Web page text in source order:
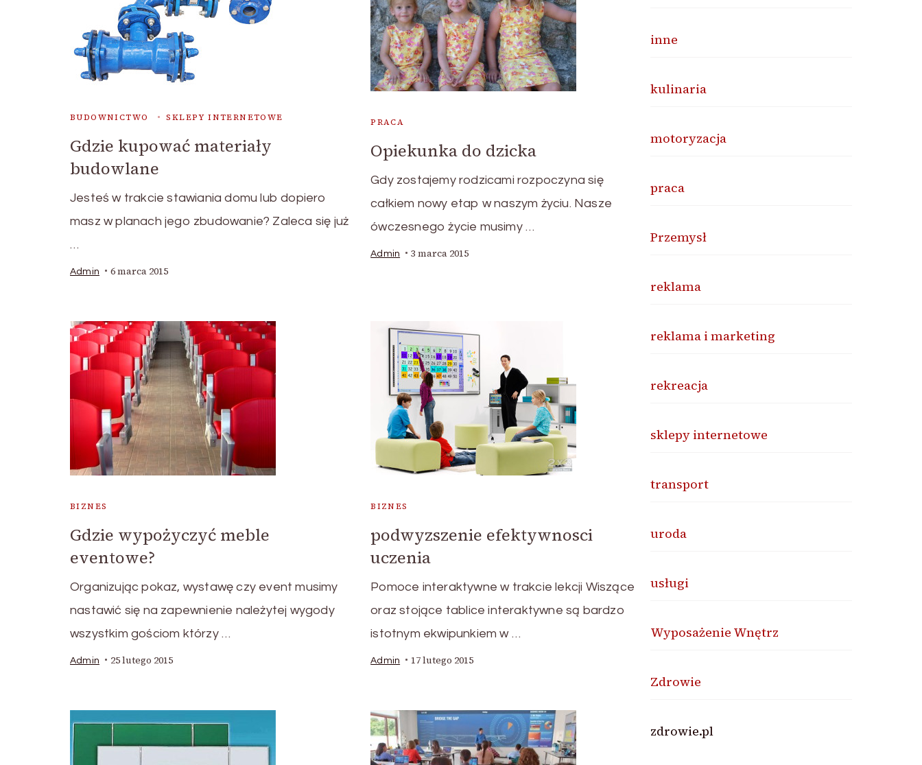
BUDOWNICTWO SKLEPY INTERNETOWE
Gdzie kupować materiały
budowlane
Jesteś w trakcie stawiania domu lub dopiero
masz w planach jego zbudowanie? Zaleca się już
…
Admin 6 marca 2015
PRACA
Opiekunka do dzicka
Gdy zostajemy rodzicami rozpoczyna się
całkiem nowy etap w naszym życiu. Nasze
ówczesnego życie musimy …
Admin 3 marca 2015
BIZNES
Gdzie wypożyczyć meble
eventowe?
Organizując pokaz, wystawę czy event musimy
nastawić się na zapewnienie należytej wygody
wszystkim gościom którzy …
Admin 25 lutego 2015
BIZNES
podwyzszenie efektywnosci
uczenia
Pomoce interaktywne w trakcie lekcji Wiszące
oraz stojące tablice interaktywne są bardzo
istotnym ekwipunkiem w …
Admin 17 lutego 2015
inne
kulinaria
motoryzacja
praca
Przemysł
reklama
reklama i marketing
rekreacja
sklepy internetowe
transport
uroda
usługi
Wyposażenie Wnętrz
Zdrowie
zdrowie.pl